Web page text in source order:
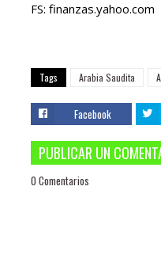
FS: finanzas.yahoo.com
Tags Arabia Saudita
Facebook
PUBLICAR UN
0 Comentarios